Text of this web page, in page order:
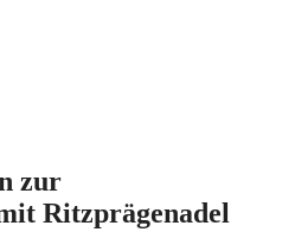
zur
Ritzprägenadel